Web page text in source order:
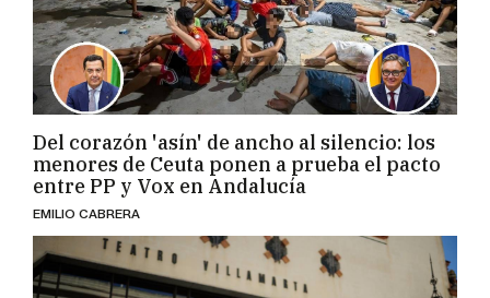
Del corazón 'asín' de ancho al silencio: los
menores de Ceuta ponen a prueba el pacto
entre PP y Vox en Andalucía
EMILIO CABRERA